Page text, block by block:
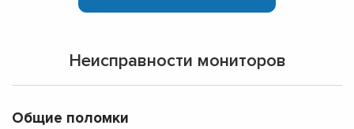
Неисправности мониторов
Общие поломки